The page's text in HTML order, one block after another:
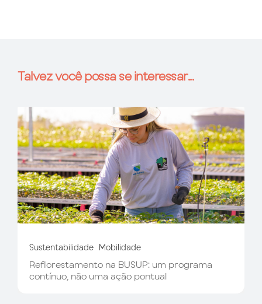
Talvez você possa se interessar...
Sustentabilidade Mobilidade
Reflorestamento na BUSUP: um programa
contínuo, não uma ação pontual